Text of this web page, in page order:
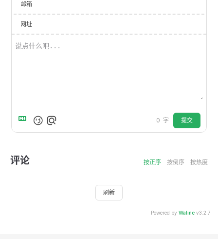
邮箱
网址
0 字 提交
评论 按正序 按倒序 按热度
刷新
Powered by Waline v3.2.7